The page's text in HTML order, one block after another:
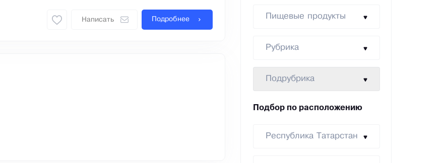
Написать Подробнее Пищевые продукты
Рубрика
Подрубрика
Подбор по расположению
Республика Татарстан